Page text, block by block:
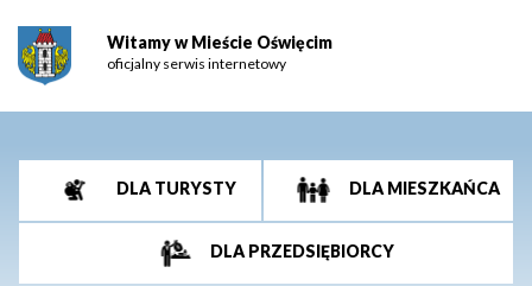
Witamy w Mieście Oświęcim
oficjalny serwis internetowy
DLA TURYSTY DLA MIESZKAŃCA
DLA PRZEDSIĘBIORCY